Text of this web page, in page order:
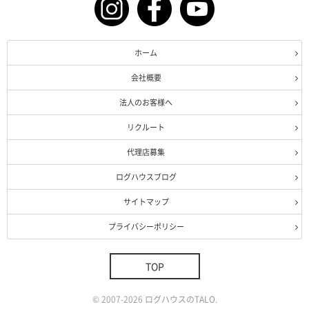
ホーム
会社概要
法人のお客様へ
リクルート
代理店募集
ログハウスブログ
サイトマップ
プライバシーポリシー
TOP
©2007-2026 ログハウスのTALO.